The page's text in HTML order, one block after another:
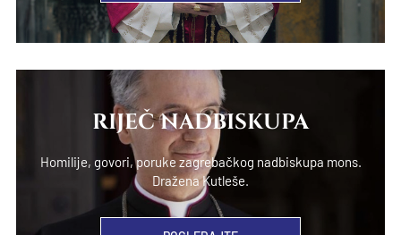
RIJEČ NADBISKUPA
Homilije, govori, poruke zagrebačkog nadbiskupa mons.
Dražena Kutleše.